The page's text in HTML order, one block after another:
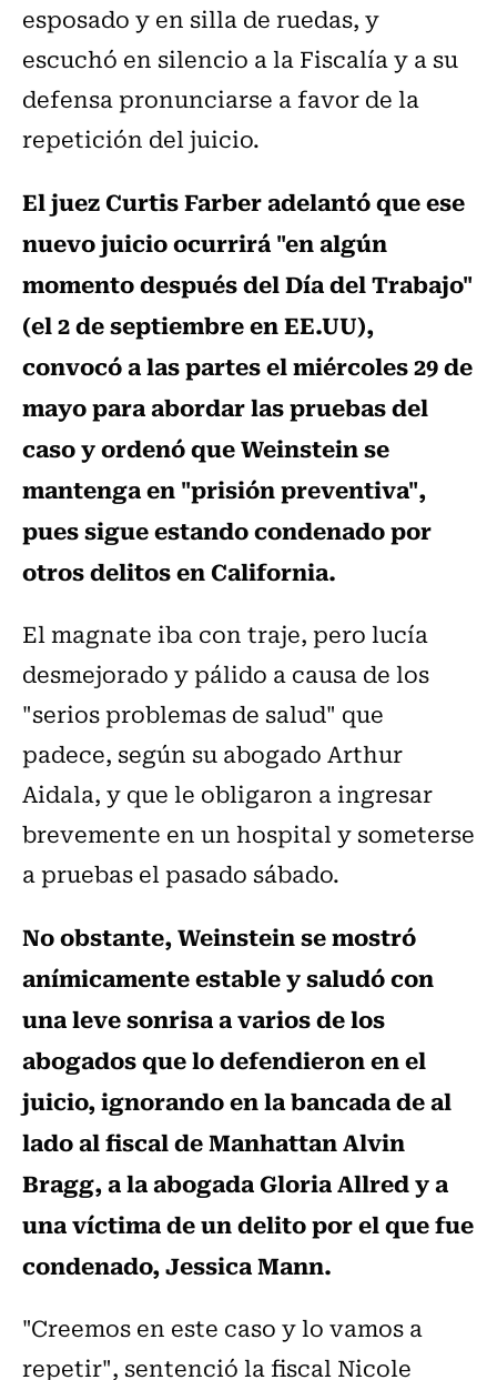
esposado y en silla de ruedas, y
escuchó en silencio a la Fiscalía y a su
defensa pronunciarse a favor de la
repetición del juicio.
El juez Curtis Farber adelantó que ese
nuevo juicio ocurrirá "en algún
momento después del Día del Trabajo"
(el 2 de septiembre en EE.UU),
convocó a las partes el miércoles 29 de
mayo para abordar las pruebas del
caso y ordenó que Weinstein se
mantenga en "prisión preventiva",
pues sigue estando condenado por
otros delitos en California.
El magnate iba con traje, pero lucía
desmejorado y pálido a causa de los
"serios problemas de salud" que
padece, según su abogado Arthur
Aidala, y que le obligaron a ingresar
brevemente en un hospital y someterse
a pruebas el pasado sábado.
No obstante, Weinstein se mostró
anímicamente estable y saludó con
una leve sonrisa a varios de los
abogados que lo defendieron en el
juicio, ignorando en la bancada de al
lado al fiscal de Manhattan Alvin
Bragg, a la abogada Gloria Allred y a
una víctima de un delito por el que fue
condenado, Jessica Mann.
"Creemos en este caso y lo vamos a
repetir", sentenció la fiscal Nicole